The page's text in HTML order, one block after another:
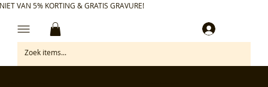
VAN 5% KORTING & GRATIS GRAVURE!